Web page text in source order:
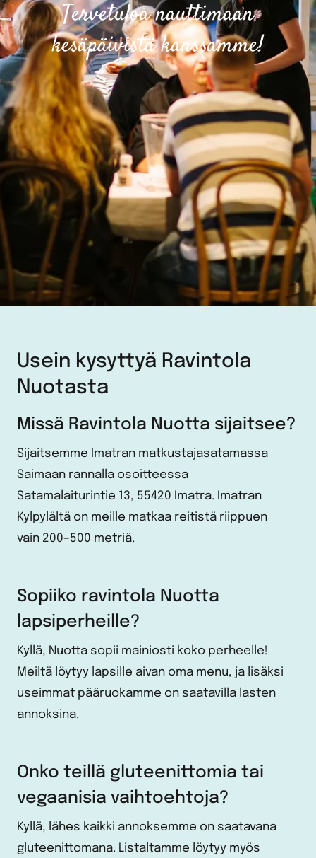
Tervetuloa nauttimaan
kesäpäivistä kanssamme!
Usein kysyttyä Ravintola
Nuotasta
Missä Ravintola Nuotta sijaitsee?
Sijaitsemme Imatran matkustajasatamassa
Saimaan rannalla osoitteessa
Satamalaiturintie 13, 55420 Imatra. Imatran
Kylpylältä on meille matkaa reitistä riippuen
vain 200–500 metriä.
Sopiiko ravintola Nuotta
lapsiperheille?
Kyllä, Nuotta sopii mainiosti koko perheelle!
Meiltä löytyy lapsille aivan oma menu, ja lisäksi
useimmat pääruokamme on saatavilla lasten
annoksina.
Onko teillä gluteenittomia tai
vegaanisia vaihtoehtoja?
Kyllä, lähes kaikki annoksemme on saatavana
gluteenittomana. Listaltamme löytyy myös